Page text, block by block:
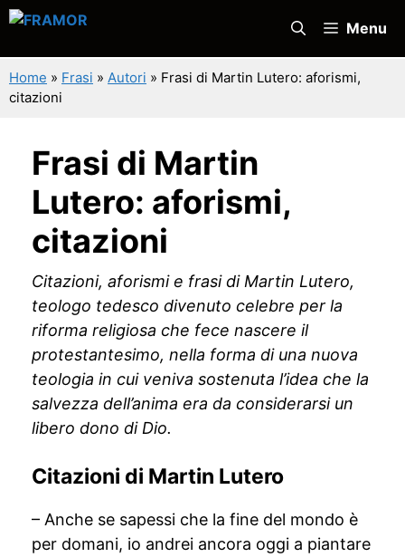
Vai
contenuto
Menu
Home » Frasi » Autori » Frasi di Martin Lutero: aforismi,
citazioni
Frasi di Martin
Lutero: aforismi,
citazioni
Citazioni, aforismi e frasi di Martin Lutero,
teologo tedesco divenuto celebre per la
riforma religiosa che fece nascere il
protestantesimo, nella forma di una nuova
teologia in cui veniva sostenuta l’idea che la
salvezza dell’anima era da considerarsi un
libero dono di Dio.
Citazioni di Martin Lutero
– Anche se sapessi che la fine del mondo è
per domani, io andrei ancora oggi a piantare